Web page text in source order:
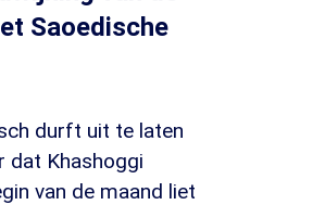
Saoedische
durft uit te laten
dat Khashoggi
van de maand liet